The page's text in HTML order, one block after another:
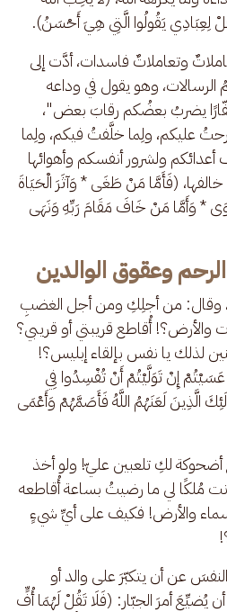
لِعِبَادِي يَقُولُوا الَّتِي هِيَ أَحْسَنُ).
وتعاملاتٌ فاسدات، أدَّت إلى
الرسالات، وهو يقول في وداعه
كفّارًا يضربُ بعضُكم رقابَ بعض"،
عليكم، ولِما خلَّفتُ فيكم، ولِما
ولشرور أنفسكم وأهوائها
(فَأَمَّا مَنْ طَغَى * وَآثَرَ الْحَيَاةَ
* وَأَمَّا مَنْ خَافَ مَقَامَ رَبِّهِ وَنَهَى
وعقوق الوالدين
وقال: من أجلِكِ ومن أجل الغضبِ
والأرض؟! أُقاطع قريبتي أو قريبي؟
لذلك يا نفس بإلقاء إبليس؟!
إِنْ تَوَلَّيْتُمْ أَنْ تُفْسِدُوا فِي
الَّذِينَ لَعَنَهُمُ اللَّهُ فَأَصَمَّهُمْ وَأَعْمَى
أضحوكة لكِ تلعبين عليّ! ولو أخذ
مُلكًا لي ما رضيتُ بساعة أُقاطعه
والأرض! فكيف على أيِّ شيءٍ
عن أن يتكبّرَ على والد أو
أن يُضيِّعَ أمرَ الجبّار: (فَلَا تَقُلْ لَهُمَا أُفٍّ